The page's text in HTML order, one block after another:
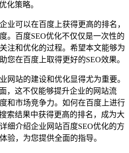
化策略。
业可以在百度上获得更高的排名，
。百度SEO优化不仅仅是一次性的
注和优化的过程。希望本文能够为
您在百度上取得更好的SEO效果。
网站的建设和优化显得尤为重要。
，这不仅能够提升企业的网站流
和市场竞争力。如何在百度上进行
索结果中获得更高的排名，成为大
细介绍企业网站百度SEO优化的方
验，为您提供全面的指导。